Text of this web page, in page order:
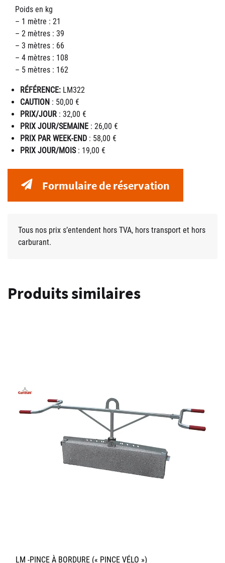
Poids en kg
– 1 mètre : 21
– 2 mètres : 39
– 3 mètres : 66
– 4 mètres : 108
– 5 mètres : 162
RÉFÉRENCE: LM322
CAUTION : 50,00 €
PRIX/JOUR : 32,00 €
PRIX JOUR/SEMAINE : 26,00 €
PRIX PAR WEEK-END : 58,00 €
PRIX JOUR/MOIS: 19,00 €
Formulaire de réservation
Tous nos prix s’entendent hors TVA, hors transport et hors
carburant.
Produits similaires
LM -PINCE À BORDURE (« PINCE VÉLO »)